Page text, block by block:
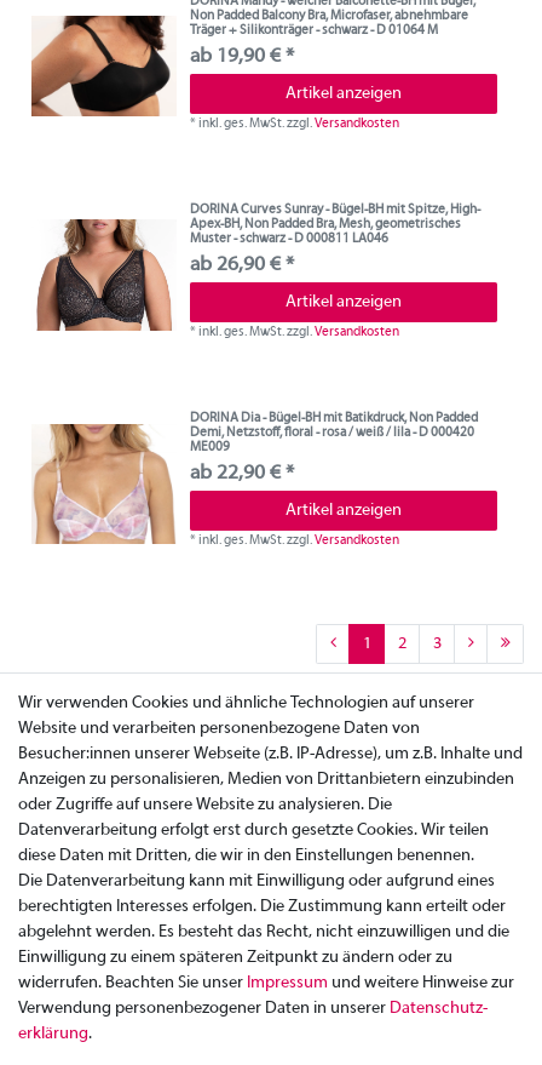
Non Padded Balcony Bra, Microfaser, abnehmbare
Träger + Silikonträger - schwarz - D 01064 M
ab 19,90 € *
Artikel anzeigen
*inkl. ges. MwSt.zzgl.Versandkosten
DORINA Curves Sunray - Bügel-BH mit Spitze, High-
Apex-BH, Non Padded Bra, Mesh, geometrisches
Muster - schwarz - D 000811 LA046
ab 26,90 € *
Artikel anzeigen
*inkl. ges. MwSt.zzgl.Versandkosten
DORINA Dia - Bügel-BH mit Batikdruck, Non Padded
Demi, Netzstoff, floral - rosa / weiß / lila - D 000420
ME009
ab 22,90 € *
Artikel anzeigen
*inkl. ges. MwSt.zzgl.Versandkosten
1 2 3
Zahlung
Wir verwenden Cookies und ähnliche Technologien auf unserer
Website und verarbeiten personenbezogene Daten von
Besucher:innen unserer Webseite (z.B. IP-Adresse), um z.B. Inhalte und
Anzeigen zu personalisieren, Medien von Drittanbietern einzubinden
oder Zugriffe auf unsere Website zu analysieren. Die
Datenverarbeitung erfolgt erst durch gesetzte Cookies. Wir teilen
diese Daten mit Dritten, die wir in den Einstellungen benennen.
Die Datenverarbeitung kann mit Einwilligung oder aufgrund eines
berechtigten Interesses erfolgen. Die Zustimmung kann erteilt oder
abgelehnt werden. Es besteht das Recht, nicht einzuwilligen und die
Einwilligung zu einem späteren Zeitpunkt zu ändern oder zu
widerrufen. Beachten Sie unser Impressum und weitere Hinweise zur
Verwendung personenbezogener Daten in unserer Daten­schutz­
erklärung.